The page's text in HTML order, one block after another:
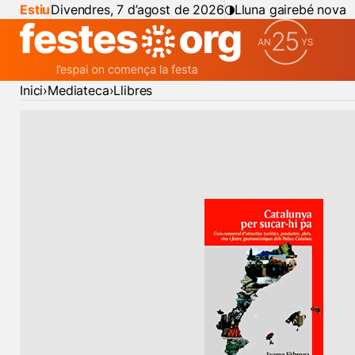
EstiuDivendres, 7 d’agost de 2026 Lluna gairebé nova
Inici Mediateca Llibres